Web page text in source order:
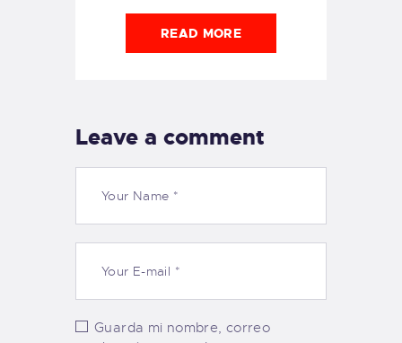
READ MORE
Leave a comment
Guarda mi nombre, correo